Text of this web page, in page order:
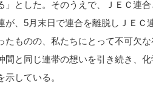
」とした。そのうえで、ＪＥＣ連
が、5月末日で連合を離脱しＪＥＣ
たものの、私たちにとって不可欠
間と同じ連帯の想いを引き続き、
している。